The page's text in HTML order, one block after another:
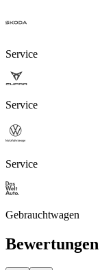
Service
Service
Service
Gebrauchtwagen
Bewertungen